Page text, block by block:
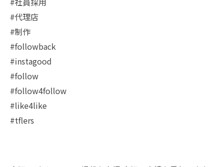
#代理店
#制作
#followback
#instagood
#follow
#follow4follow
#like4like
#tflers